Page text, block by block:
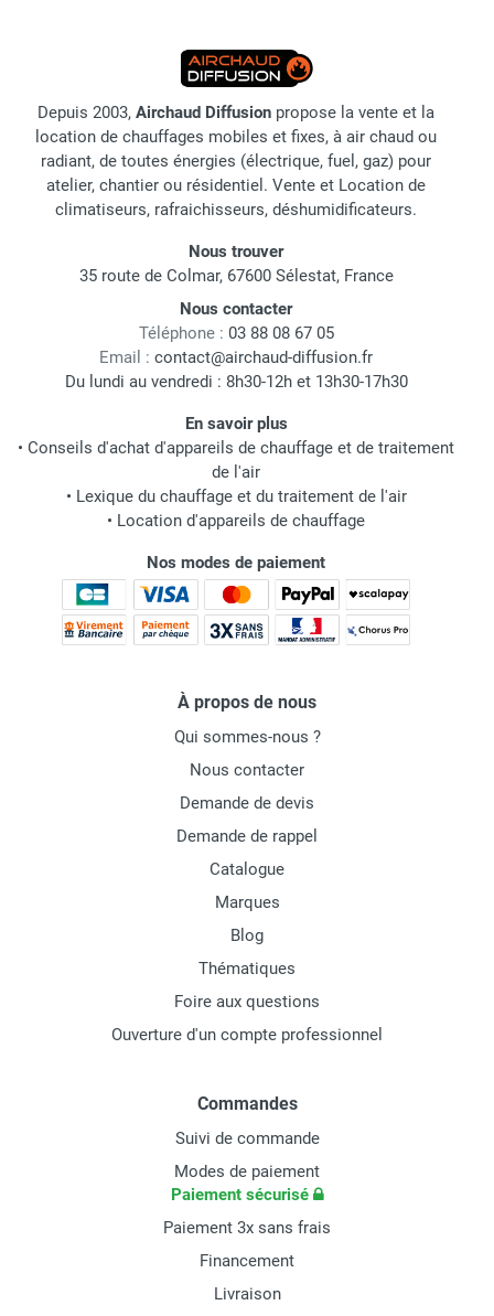
Depuis 2003, Airchaud Diffusion propose la vente et la
location de chauffages mobiles et fixes, à air chaud ou
radiant, de toutes énergies (électrique, fuel, gaz) pour
atelier, chantier ou résidentiel. Vente et Location de
climatiseurs, rafraichisseurs, déshumidificateurs.
Nous trouver
35 route de Colmar, 67600 Sélestat, France
Nous contacter
Téléphone : 03 88 08 67 05
Email : contact@airchaud-diffusion.fr
Du lundi au vendredi : 8h30-12h et 13h30-17h30
En savoir plus
• Conseils d'achat d'appareils de chauffage et de traitement
de l'air
• Lexique du chauffage et du traitement de l'air
• Location d'appareils de chauffage
Nos modes de paiement
À propos de nous
Qui sommes-nous ?
Nous contacter
Demande de devis
Demande de rappel
Catalogue
Marques
Blog
Thématiques
Foire aux questions
Ouverture d'un compte professionnel
Commandes
Suivi de commande
Modes de paiement
Paiement sécurisé
Paiement 3x sans frais
Financement
Livraison